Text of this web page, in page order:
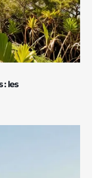
: les